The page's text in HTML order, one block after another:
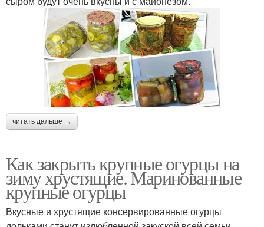
читать дальше →
Как закрыть крупные огурцы на
зиму хрустящие. Маринованные
крупные огурцы
Вкусные и хрустящие консервированные огурцы